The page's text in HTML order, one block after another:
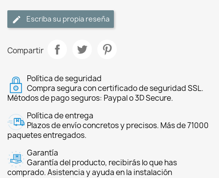
Escriba su propia reseña
Compartir
Política de seguridad
Compra segura con certificado de seguridad SSL.
Métodos de pago seguros: Paypal o 3D Secure.
Política de entrega
Plazos de envío concretos y precisos. Más de 71000
paquetes entregados.
Garantía
Garantía del producto, recibirás lo que has
comprado. Asistencia y ayuda en la instalación